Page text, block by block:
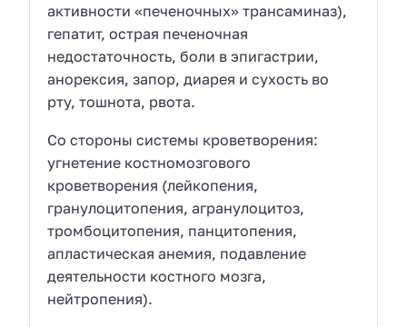
активности «печеночных» трансаминаз),
гепатит, острая печеночная
недостаточность, боли в эпигастрии,
анорексия, запор, диарея и сухость во
рту, тошнота, рвота.
Со стороны системы кроветворения:
угнетение костномозгового
кроветворения (лейкопения,
гранулоцитопения, агранулоцитоз,
тромбоцитопения, панцитопения,
апластическая анемия, подавление
деятельности костного мозга,
нейтропения).